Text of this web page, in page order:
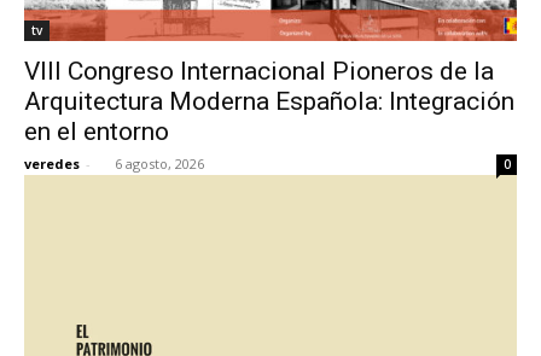
tv
VIII Congreso Internacional Pioneros de la
Arquitectura Moderna Española: Integración
en el entorno
veredes - 6 agosto, 2026 0